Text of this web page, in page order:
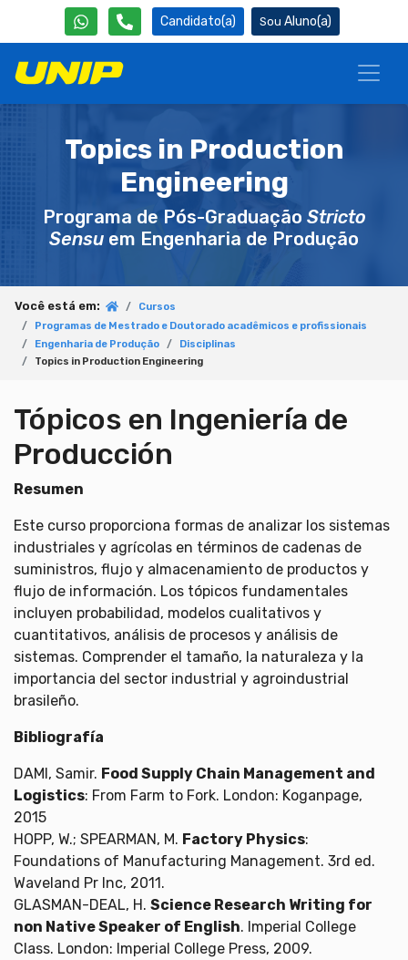
Candidato(a) Aluno(a)
Topics in Production
Engineering
Programa de Pós-Graduação Stricto
Sensu em Engenharia de Produção
Você está em:
Cursos
Programas de Mestrado e Doutorado acadêmicos e profissionais
Engenharia de Produção
Disciplinas
Topics in Production Engineering
Tópicos en Ingeniería de
Producción
Resumen
Este curso proporciona formas de analizar los sistemas
industriales y agrícolas en términos de cadenas de
suministros, flujo y almacenamiento de productos y
flujo de información. Los tópicos fundamentales
incluyen probabilidad, modelos cualitativos y
cuantitativos, análisis de procesos y análisis de
sistemas. Comprender el tamaño, la naturaleza y la
importancia del sector industrial y agroindustrial
brasileño.
Bibliografía
DAMI, Samir. Food Supply Chain Management and
Logistics: From Farm to Fork. London: Koganpage,
2015
HOPP, W.; SPEARMAN, M. Factory Physics:
Foundations of Manufacturing Management. 3rd ed.
Waveland Pr Inc, 2011.
GLASMAN-DEAL, H. Science Research Writing for
non Native Speaker of English. Imperial College
Class. London: Imperial College Press, 2009.